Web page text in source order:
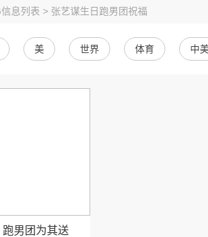
息列表 > 张艺谋生日跑男团祝福
美 世界 体育 中
男团为其送